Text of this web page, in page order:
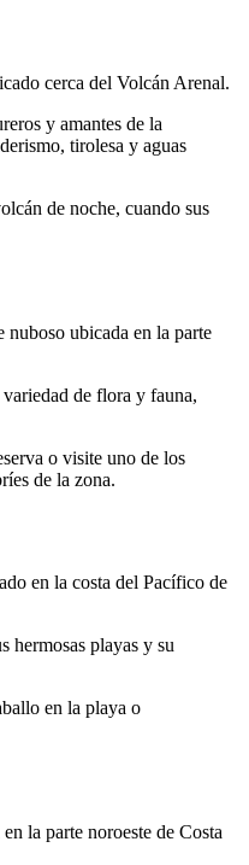
cerca del Volcán Arenal.
y amantes de la
tirolesa y aguas
de noche, cuando sus
nuboso ubicada en la parte
de flora y fauna,
o visite uno de los
de la zona.
en la costa del Pacífico de
hermosas playas y su
en la playa o
la parte noroeste de Costa